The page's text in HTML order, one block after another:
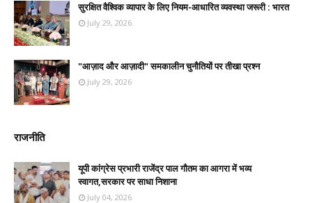
सुरक्षित वैश्विक व्यापार के लिए नियम-आधारित व्यवस्था जरूरी : भारत
July 29, 2026
"आज़ाद और आज़ादी" समकालीन चुनौतियों पर तीखा प्रश्न
July 29, 2026
राजनीति
यूपी कांग्रेस प्रभारी राजेंद्र पाल गौतम का आगरा में भव्य
स्वागत,सरकार पर साधा निशाना
July 04, 2026